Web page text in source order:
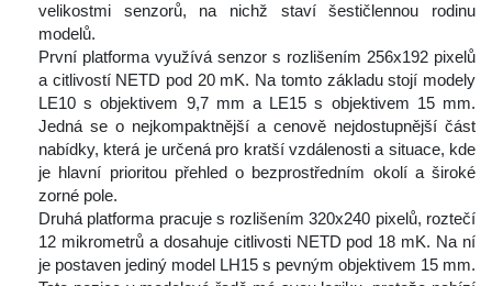
velikostmi senzorů, na nichž staví šestičlennou rodinu
modelů.
První platforma využívá senzor s rozlišením 256x192 pixelů
a citlivostí NETD pod 20 mK. Na tomto základu stojí modely
LE10 s objektivem 9,7 mm a LE15 s objektivem 15 mm.
Jedná se o nejkompaktnější a cenově nejdostupnější část
nabídky, která je určená pro kratší vzdálenosti a situace, kde
je hlavní prioritou přehled o bezprostředním okolí a široké
zorné pole.
Druhá platforma pracuje s rozlišením 320x240 pixelů, roztečí
12 mikrometrů a dosahuje citlivosti NETD pod 18 mK. Na ní
je postaven jediný model LH15 s pevným objektivem 15 mm.